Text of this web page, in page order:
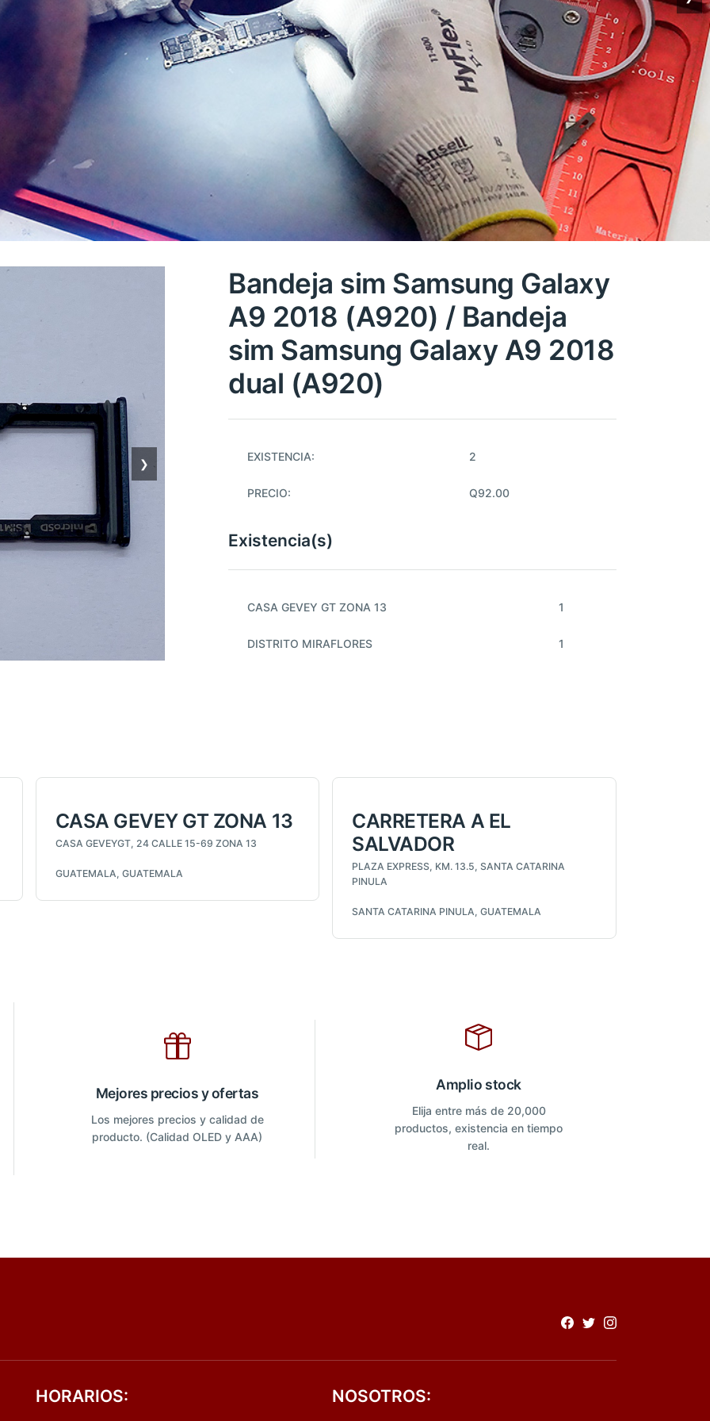
❯
Bandeja sim Samsung Galaxy
A9 2018 (A920) / Bandeja
sim Samsung Galaxy A9 2018
dual (A920)
EXISTENCIA: 2
PRECIO: Q92.00
Existencia(s)
CASA GEVEY GT ZONA 13 1
DISTRITO MIRAFLORES 1
CASA GEVEY GT ZONA 13
CASA GEVEYGT, 24 CALLE 15-69 ZONA 13
GUATEMALA, GUATEMALA
CARRETERA A EL
SALVADOR
PLAZA EXPRESS, KM. 13.5, SANTA CATARINA
PINULA
SANTA CATARINA PINULA, GUATEMALA
Mejores precios y ofertas
Los mejores precios y calidad de
producto. (Calidad OLED y AAA)
Amplio stock
Elija entre más de 20,000
productos, existencia en tiempo
real.
HORARIOS: NOSOTROS: